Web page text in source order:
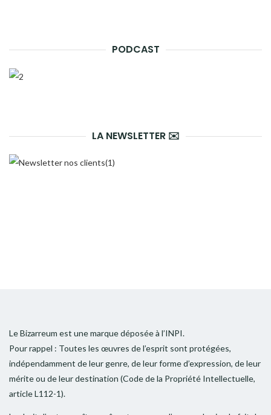
PODCAST
LA NEWSLETTER ✉️
Le Bizarreum est une marque déposée à l’INPI.
Pour rappel : Toutes les œuvres de l’esprit sont protégées,
indépendamment de leur genre, de leur forme d’expression, de leur
mérite ou de leur destination (Code de la Propriété Intellectuelle,
article L112-1).